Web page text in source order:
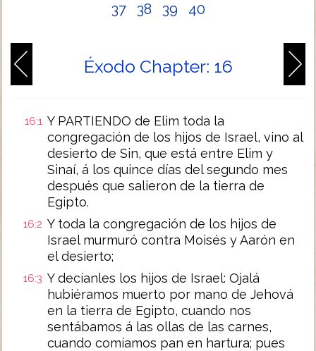
37
38 39 40
Éxodo Chapter: 16
16:1 Y PARTIENDO de Elim toda la
congregación de los hijos de Israel, vino al
desierto de Sin, que está entre Elim y
Sinaí, á los quince días del segundo mes
después que salieron de la tierra de
Egipto.
16:2 Y toda la congregación de los hijos de
Israel murmuró contra Moisés y Aarón en
el desierto;
16:3 Y decíanles los hijos de Israel: Ojalá
hubiéramos muerto por mano de Jehová
en la tierra de Egipto, cuando nos
sentábamos á las ollas de las carnes,
cuando comíamos pan en hartura; pues